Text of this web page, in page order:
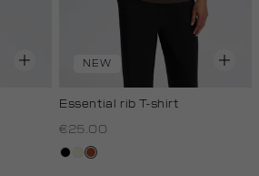
NEW
Essential rib T-shirt
€25.00
zwart
wit,bruin